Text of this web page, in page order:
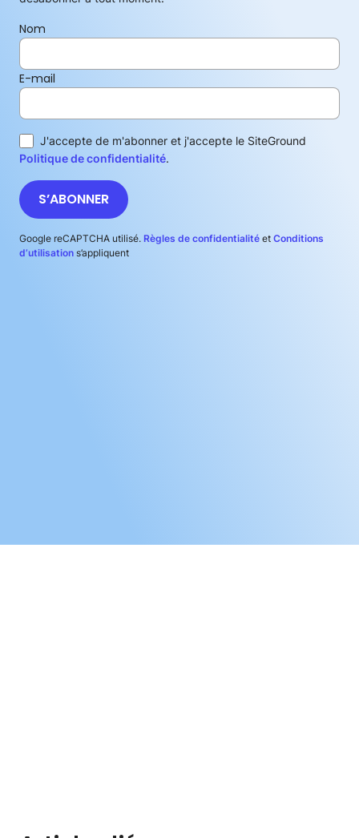
Nom
E-mail
J'accepte de m'abonner et j'accepte le SiteGround
Politique de confidentialité.
S’ABONNER
Google reCAPTCHA utilisé. Règles de confidentialité et Conditions
d’utilisation s’appliquent